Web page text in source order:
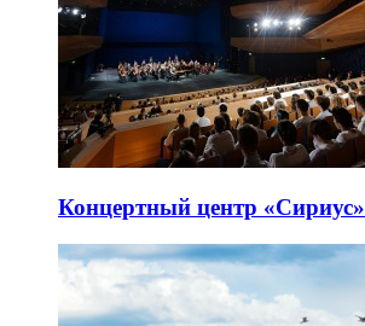
Концертный центр «Сириус»